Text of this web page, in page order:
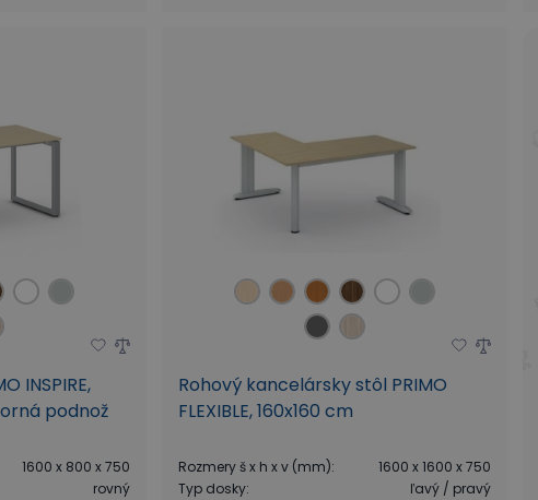
INSPIRE,
podnož
1600 x 800 x 750
rovný
Rohový kancelársky stôl PRIMO
FLEXIBLE, 160x160 cm
Rozmery š x h x v (mm):
1600 x 1600 x 750
Typ dosky:
ľavý / pravý